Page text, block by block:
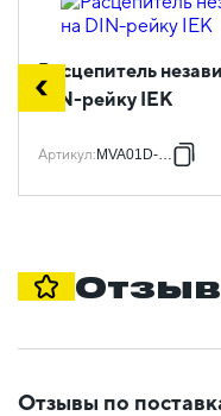
Расцепитель
DIN-рейку IEK
Артикул:MVA01D-RN
Отзывы по